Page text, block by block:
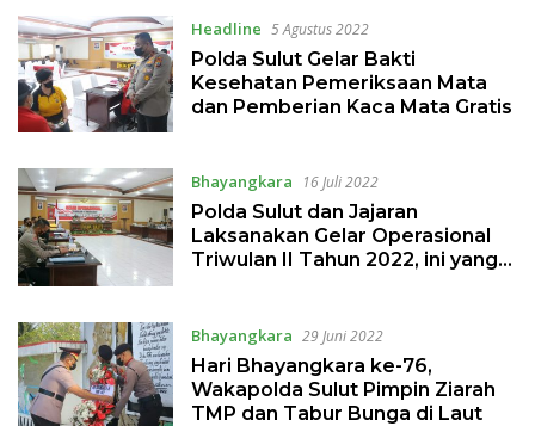
Headline 5 Agustus 2022
Polda Sulut Gelar Bakti
Kesehatan Pemeriksaan Mata
dan Pemberian Kaca Mata Gratis
Bhayangkara 16 Juli 2022
Polda Sulut dan Jajaran
Laksanakan Gelar Operasional
Triwulan II Tahun 2022, ini yang
Bhayangkara 29 Juni 2022
Hari Bhayangkara ke-76,
Wakapolda Sulut Pimpin Ziarah
TMP dan Tabur Bunga di Laut